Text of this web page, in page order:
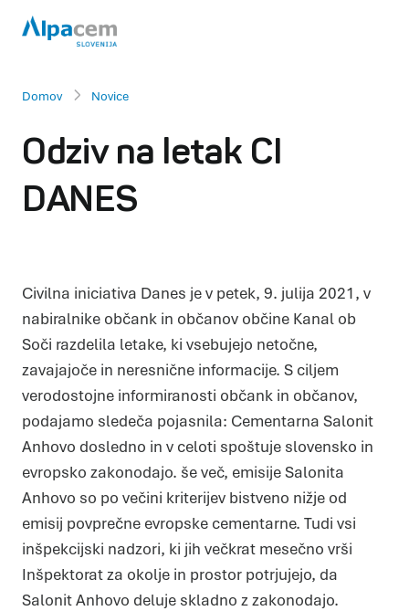
Domov Novice
Odziv na letak CI
DANES
Civilna iniciativa Danes je v petek, 9. julija 2021, v
nabiralnike občank in občanov občine Kanal ob
Soči razdelila letake, ki vsebujejo netočne,
zavajajoče in neresnične informacije. S ciljem
verodostojne informiranosti občank in občanov,
podajamo sledeča pojasnila: Cementarna Salonit
Anhovo dosledno in v celoti spoštuje slovensko in
evropsko zakonodajo. še več, emisije Salonita
Anhovo so po večini kriterijev bistveno nižje od
emisij povprečne evropske cementarne. Tudi vsi
inšpekcijski nadzori, ki jih večkrat mesečno vrši
Inšpektorat za okolje in prostor potrjujejo, da
Salonit Anhovo deluje skladno z zakonodajo.